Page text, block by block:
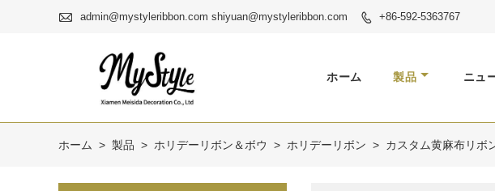
 admin@mystyleribbon.com shiyuan@mystyleribbon.com  +86-592-5363767
ホーム 製品 ニュ
ホーム > 製品 > ホリデーリボン＆ボウ > ホリデーリボン > カスタム黄麻布リボ